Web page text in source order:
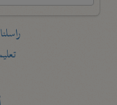
راسلنا